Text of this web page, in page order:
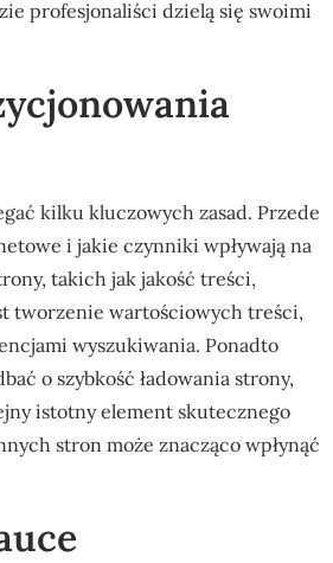
profesjonaliści dzielą się swoimi
kilku kluczowych zasad. Przede
i jakie czynniki wpływają na
takich jak jakość treści,
tworzenie wartościowych treści,
wyszukiwania. Ponadto
o szybkość ładowania strony,
istotny element skutecznego
stron może znacząco wpłynąć